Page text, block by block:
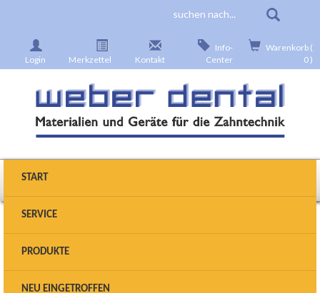
Login Merkzettel Kontakt
Info-
Center
Warenkorb (
0 )
START
SERVICE
PRODUKTE
NEU EINGETROFFEN
Sie sind hier:Startseite>Geräte>Giessen>